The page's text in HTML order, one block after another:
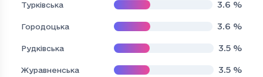
Турківська 3.6 %
Городоцька 3.6 %
Рудківська 3.5 %
Журавненська 3.5 %